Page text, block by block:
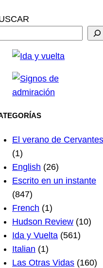
El verano de Cervantes
(1)
English (26)
Escrito en un instante
(847)
French (1)
Hudson Review (10)
Ida y Vuelta (561)
Italian (1)
Las Otras Vidas (160)